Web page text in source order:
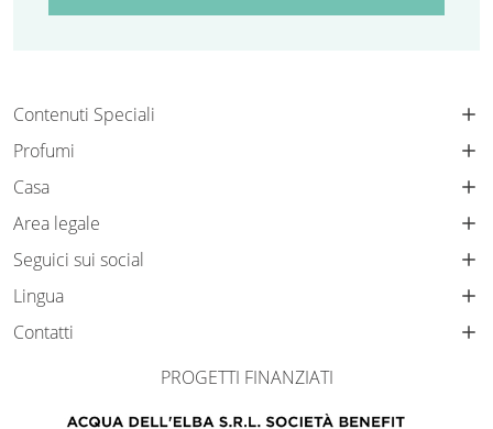
Contenuti Speciali
Profumi
Casa
Area legale
Seguici sui social
Lingua
Contatti
PROGETTI FINANZIATI